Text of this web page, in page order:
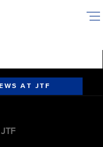
AT JTF